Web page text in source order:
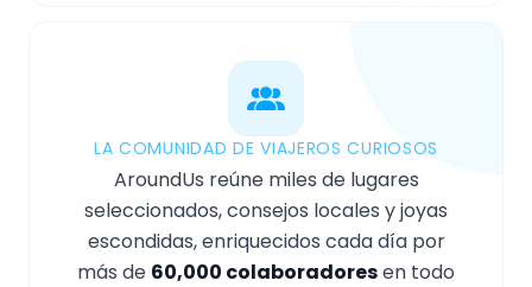
LA COMUNIDAD DE VIAJEROS CURIOSOS
AroundUs reúne miles de lugares
seleccionados, consejos locales y joyas
escondidas, enriquecidos cada día por
más de 60,000 colaboradoresen todo